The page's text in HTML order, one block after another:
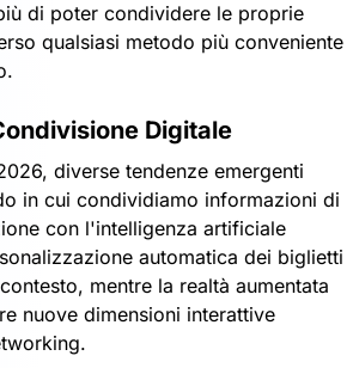
di poter condividere le proprie
qualsiasi metodo più conveniente
Digitale
diverse tendenze emergenti
in cui condividiamo informazioni di
con l'intelligenza artificiale
automatica dei biglietti
mentre la realtà aumentata
nuove dimensioni interattive